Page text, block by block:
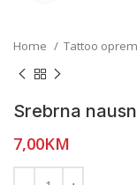
Home Tattoo
Srebrna
7,00KM